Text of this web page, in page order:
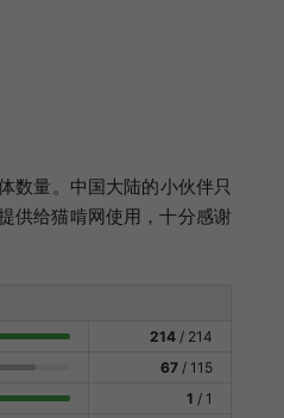
数量。中国大陆的小伙伴只
供给猫啃网使用，十分感谢
214 / 214
67 / 115
1 / 1